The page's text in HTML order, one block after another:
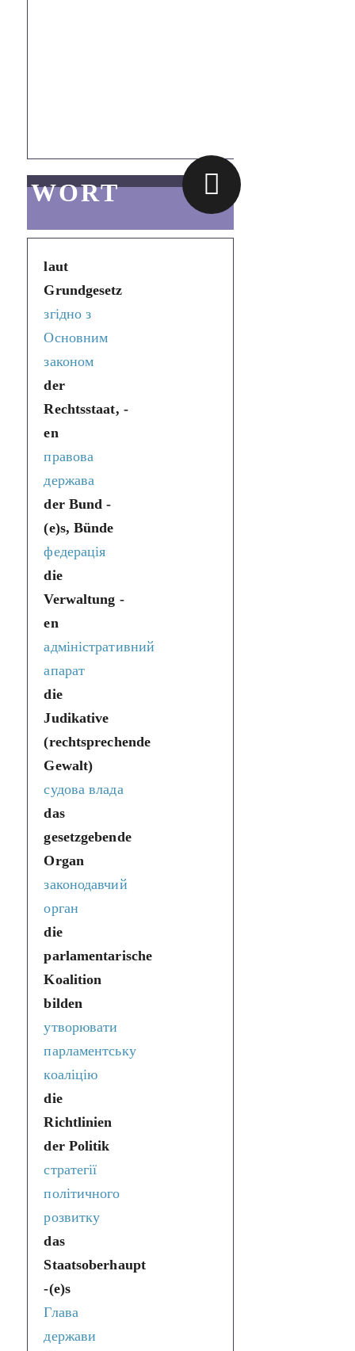
WORT
laut
Grundgesetz
згідно з
Основним
законом
der
Rechtsstaat, -
en
правова
держава
der Bund -
(e)s, Bünde
федерація
die
Verwaltung -
en
адміністративний
апарат
die
Judikative
(rechtsprechende
Gewalt)
судова влада
das
gesetzgebende
Organ
законодавчий
орган
die
parlamentarische
Koalition
bilden
утворювати
парламентську
коаліцію
die
Richtlinien
der Politik
стратегії
політичного
розвитку
das
Staatsoberhaupt
-(e)s
Глава
держави